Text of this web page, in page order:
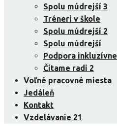
Spolu múdrejší 3
Tréneri v škole
Spolu múdrejší 2
Spolu múdrejší
Podpora
Čítame radi 2
Voľné pracovné miesta
Jedáleň
Kontakt
Vzdelávanie 21